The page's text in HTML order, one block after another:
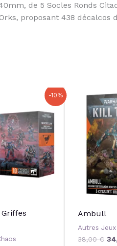
de 5 Socles Ronds
proposant 438 décalcos
-10%
:
€.
est :
55,35 €.
Ambull
Autres Jeux
38,00€